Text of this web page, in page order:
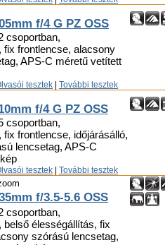
f/4 G PZ OSS
csoportban,
fix frontlencse, alacsony
APS-C méretű vetített
tesztek További tesztek
f/4 G PZ OSS
csoportban,
fix frontlencse, időjárásálló,
lencsetag, APS-C
tesztek További tesztek
f/3.5-5.6 OSS
csoportban,
belső élességállítás, fix
szórású lencsetag,